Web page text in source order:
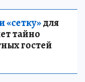
для
тайно
гостей